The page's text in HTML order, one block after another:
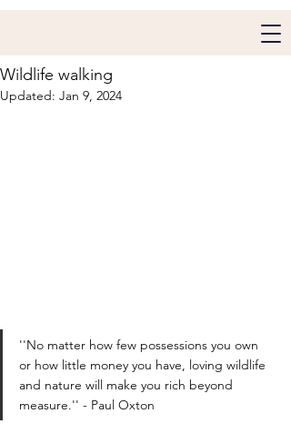
Wildlife walking
Updated: Jan 9, 2024
''No matter how few possessions you own
or how little money you have, loving wildlife
and nature will make you rich beyond
measure.'' - Paul Oxton